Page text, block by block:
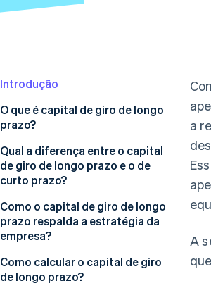
Introdução
O que é capital de giro de longo
prazo?
Qual a diferença entre o capital
de giro de longo prazo e o de
curto prazo?
Como o capital de giro de longo
prazo respalda a estratégia da
empresa?
Financiamento de iniciativas de
crescimento
Como calcular o capital de giro
de longo prazo?
a
A